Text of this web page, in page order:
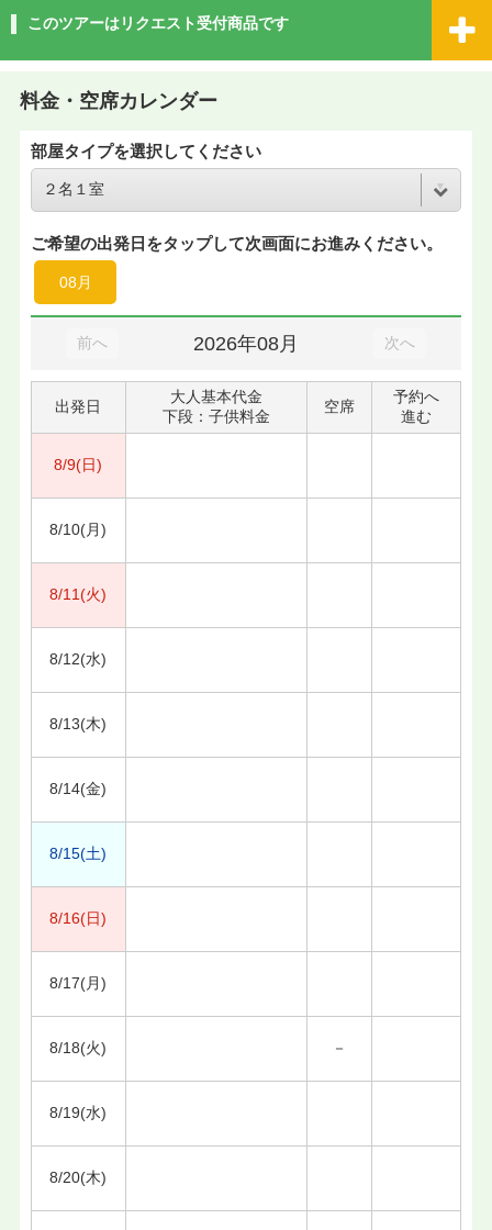
このツアーはリクエスト受付商品です
料金・空席カレンダー
部屋タイプを選択してください
ご希望の出発日をタップして次画面にお進みください。
08月
前へ 2026年08月 次へ
出発日
大人基本代金
下段：子供料金
空席
予約へ
進む
8/9(日)
8/10(月)
8/11(火)
8/12(水)
8/13(木)
8/14(金)
8/15(土)
8/16(日)
8/17(月)
8/18(火) －
8/19(水)
8/20(木)